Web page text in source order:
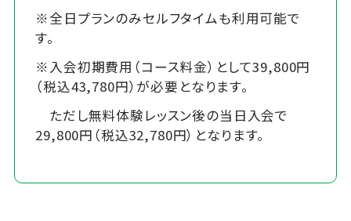
※全日プランのみセルフタイムも利用可能で
す。
※入会初期費用（コース料金）として39,800円
（税込43,780円）が必要となります。
ただし無料体験レッスン後の当日入会で
29,800円（税込32,780円）となります。